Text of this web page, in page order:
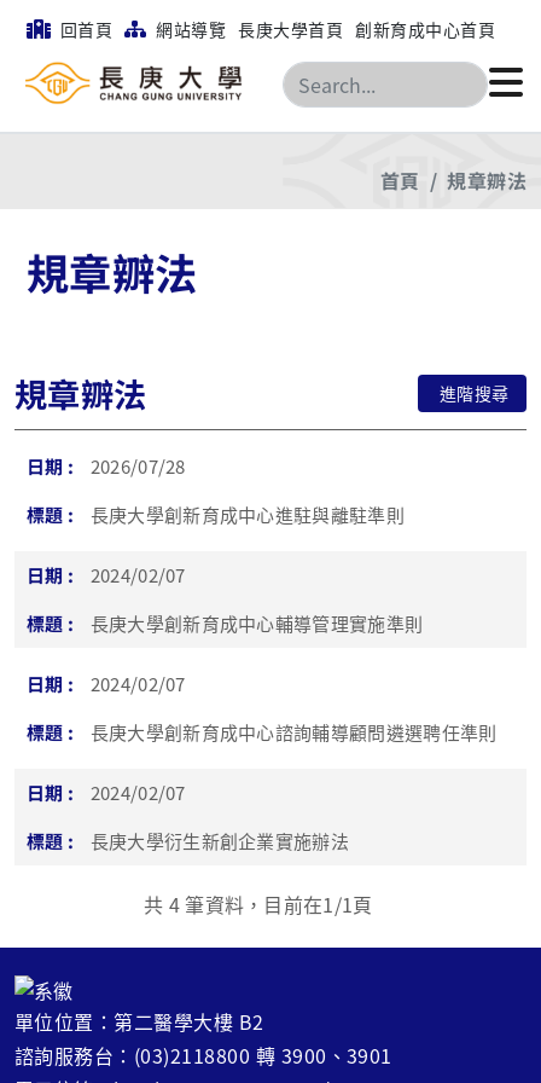
回首頁 網站導覽 長庚大學首頁 創新育成中心首頁
搜尋
首頁 規章辧法
規章辧法
規章辧法 進階搜尋
2026/07/28
長庚大學創新育成中心進駐與離駐準則
2024/02/07
長庚大學創新育成中心輔導管理實施準則
2024/02/07
長庚大學創新育成中心諮詢輔導顧問遴選聘任準則
2024/02/07
長庚大學衍生新創企業實施辦法
共 4 筆資料，目前在1/1頁
單位位置：第二醫學大樓 B2
諮詢服務台：(03)2118800 轉 3900、3901